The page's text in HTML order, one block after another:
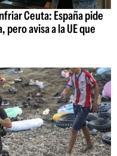
Ceuta: España pide
pero avisa a la UE que